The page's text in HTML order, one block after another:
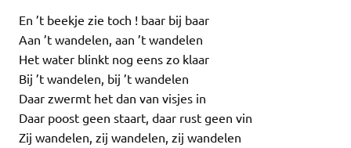
En ’t beekje zie toch ! baar bij baar
Aan ’t wandelen, aan ’t wandelen
Het water blinkt nog eens zo klaar
Bij ’t wandelen, bij ’t wandelen
Daar zwermt het dan van visjes in
Daar poost geen staart, daar rust geen vin
Zij wandelen, zij wandelen, zij wandelen